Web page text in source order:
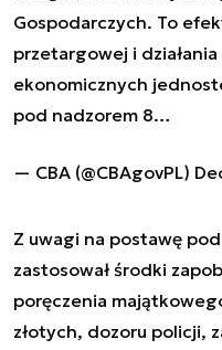
Gospodarczych. To
przetargowej i
ekonomicznych
pod nadzorem 8…
— CBA (@CBAgovPL)
Z uwagi na postawę
zastosował środki
poręczenia
złotych, dozoru policji,